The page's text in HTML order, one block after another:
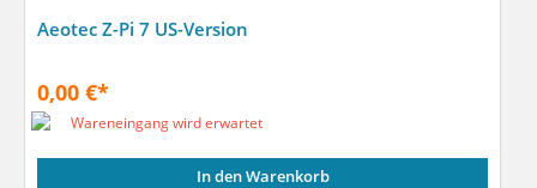
Aeotec Z-Pi 7 US-Version
0,00 €*
Wareneingang wird erwartet
In den Warenkorb